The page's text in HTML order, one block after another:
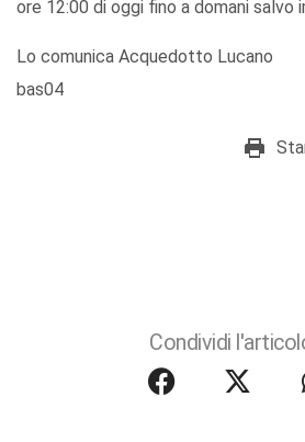
ore 12:00 di oggi fino a domani salvo
Lo comunica Acquedotto Lucano
bas04
Condividi